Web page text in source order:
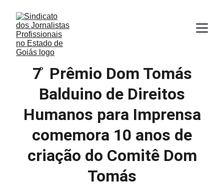
7 ̊ Prêmio Dom Tomás
Balduino de Direitos
Humanos para Imprensa
comemora 10 anos de
criação do Comitê Dom
Tomás